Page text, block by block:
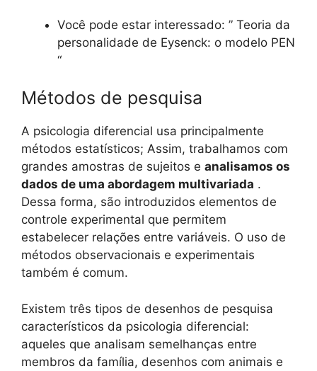
Você pode estar interessado: ” Teoria da
personalidade de Eysenck: o modelo PEN
“
Métodos de pesquisa
A psicologia diferencial usa principalmente
métodos estatísticos; Assim, trabalhamos com
grandes amostras de sujeitos e analisamos os
dados de uma abordagem multivariada .
Dessa forma, são introduzidos elementos de
controle experimental que permitem
estabelecer relações entre variáveis. O uso de
métodos observacionais e experimentais
também é comum.
Existem três tipos de desenhos de pesquisa
característicos da psicologia diferencial:
aqueles que analisam semelhanças entre
membros da família, desenhos com animais e